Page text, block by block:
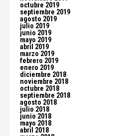
octubre 2019
septiembre 2019
agosto 2019
julio 2019
junio 2019
mayo 2019
abril 2019
marzo 2019
febrero 2019
enero 2019
diciembre 2018
noviembre 2018
octubre 2018
septiembre 2018
agosto 2018
julio 2018
junio 2018
mayo 2018
abril 2018